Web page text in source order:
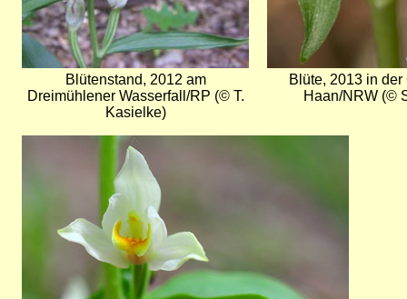
Blütenstand, 2012 am
Dreimühlener Wasserfall/RP (© T.
Kasielke)
Blüte, 2013 in der
Haan/NRW (©